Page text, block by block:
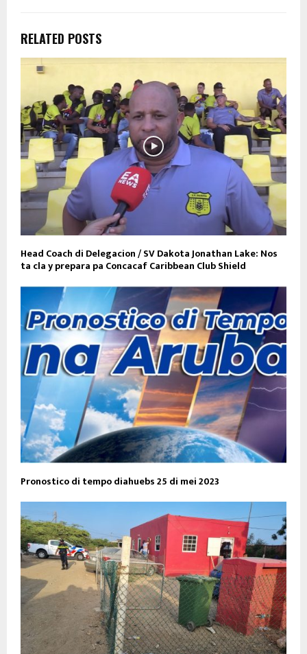
RELATED POSTS
Head Coach di Delegacion / SV Dakota Jonathan Lake: Nos
ta cla y prepara pa Concacaf Caribbean Club Shield
Pronostico di tempo diahuebs 25 di mei 2023